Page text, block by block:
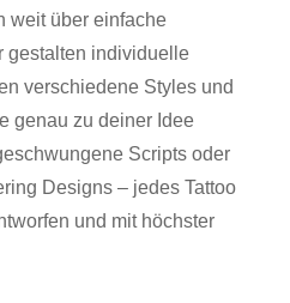
weit über einfache
gestalten individuelle
verschiedene Styles und
genau zu deiner Idee
Scripts oder
Designs – jedes Tattoo
und mit höchster